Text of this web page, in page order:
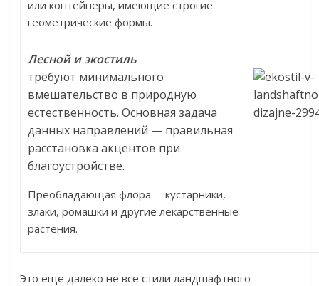
или контейнеры, имеющие строгие
геометрические формы.
Лесной и экостиль
требуют минимального
вмешательство в природную
естественность. Основная задача
данных направлений — правильная
расстановка акцентов при
благоустройстве.
Преобладающая флора – кустарники,
злаки, ромашки и другие лекарственные
растения.
Это еще далеко не все стили ландшафтного